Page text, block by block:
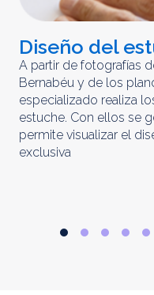
Diseño del
A partir de fotografías
Bernabéu y de los
especializado realiza
estuche. Con ellos se
permite visualizar el
exclusiva